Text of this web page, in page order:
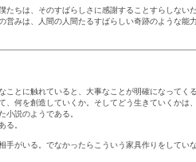
たちは、そのすばらしさに感謝することすらしないだ
営みは、人間の人間たるすばらしい奇跡のような能力
ことに触れていると、大事なことが明確になってくる
、何を創造していくか。そしてどう生きていくかは
小説のようである。
る。
手がいる。でなかったらこういう家具作りをしていな